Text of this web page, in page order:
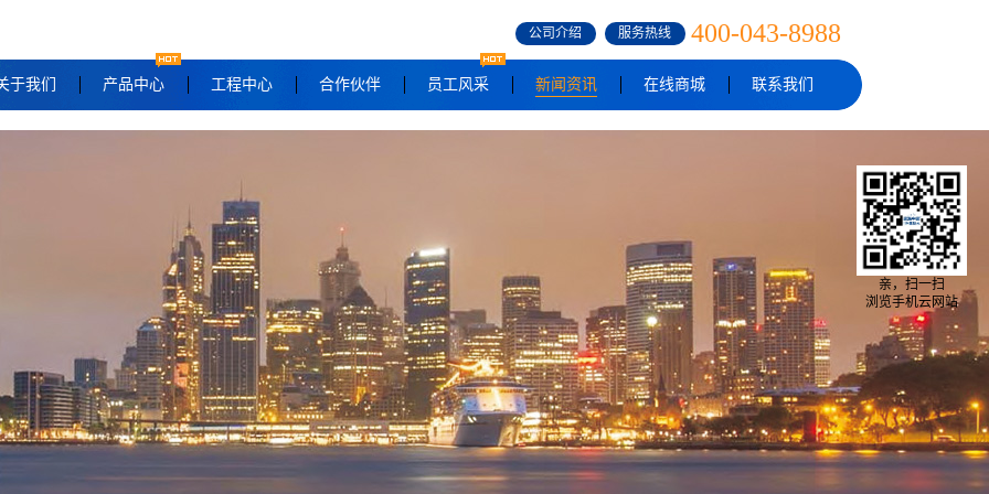
服务热线 400-043-8988
公司介绍
于我们 产品中心 工程中心 合作伙伴 员工风采 新闻资讯 在线商城 联系我们
亲，扫一扫
浏览手机云网站